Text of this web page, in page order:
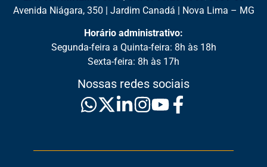
Avenida Niágara, 350 | Jardim Canadá | Nova Lima – MG
Horário administrativo:
Segunda-feira a Quinta-feira: 8h às 18h
Sexta-feira: 8h às 17h
Nossas redes sociais